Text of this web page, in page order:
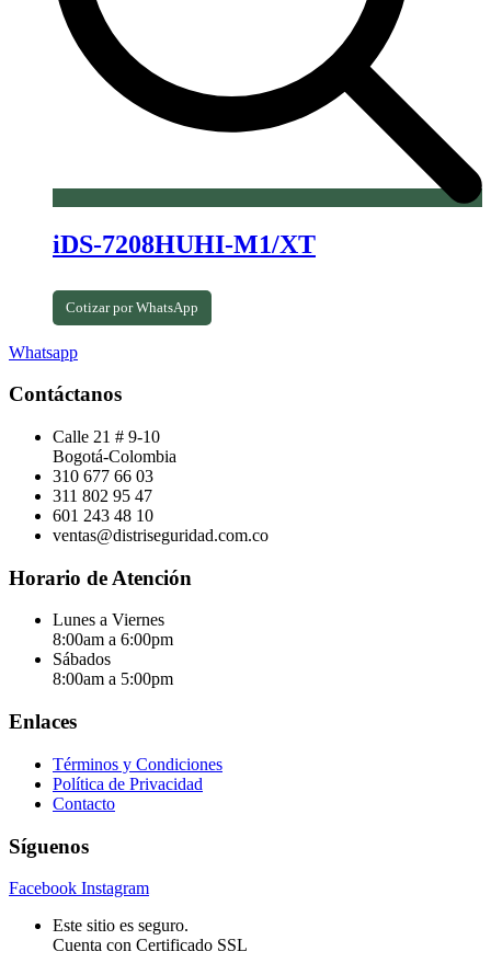
iDS-7208HUHI-M1/XT
Cotizar por WhatsApp
Whatsapp
Contáctanos
Calle 21 # 9-10
Bogotá-Colombia
310 677 66 03
311 802 95 47
601 243 48 10
ventas@distriseguridad.com.co
Horario de Atención
Lunes a Viernes
8:00am a 6:00pm
Sábados
8:00am a 5:00pm
Enlaces
Términos y Condiciones
Política de Privacidad
Contacto
Síguenos
Facebook Instagram
Este sitio es seguro.
Cuenta con Certificado SSL